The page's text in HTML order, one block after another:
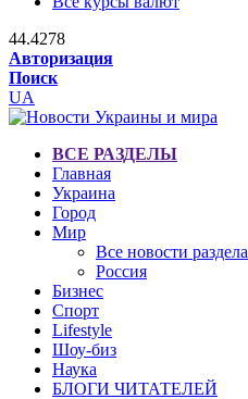
44.4278
Авторизация
Поиск
UA
ВСЕ РАЗДЕЛЫ
Главная
Украина
Город
Мир
Все новости раздела
Россия
Бизнес
Спорт
Lifestyle
Шоу-биз
Наука
БЛОГИ ЧИТАТЕЛЕЙ